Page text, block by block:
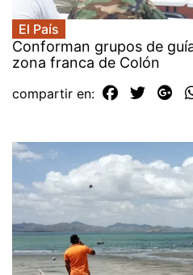
El País
Conforman grupos de
zona franca de Colón
compartir en: